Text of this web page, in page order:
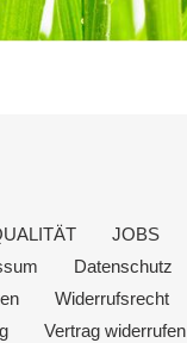
JOBS
Datenschutz
Widerrufsrecht
Vertrag widerrufen